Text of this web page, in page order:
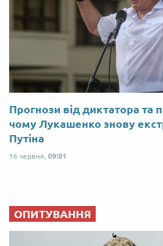
Прогнози від диктатора та
чому Лукашенко знову
Путіна
16 червня, 09:01
ОПИТУВАННЯ